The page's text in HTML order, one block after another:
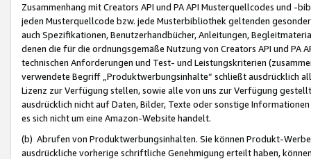
Zusammenhang mit Creators API und PA API Musterquellcodes und
jeden Musterquellcode bzw. jede Musterbibliothek geltenden
auch Spezifikationen, Benutzerhandbücher, Anleitungen,
denen die für die ordnungsgemäße Nutzung von Creators API und PA
technischen Anforderungen und Test- und Leistungskriterien
verwendete Begriff „Produktwerbungsinhalte“ schließt ausdrücklich
Lizenz zur Verfügung stellen, sowie alle von uns zur Verfügung
ausdrücklich nicht auf Daten, Bilder, Texte oder sonstige
es sich nicht um eine Amazon-Website handelt.
(b) Abrufen von Produktwerbungsinhalten. Sie können Produkt-
ausdrückliche vorherige schriftliche Genehmigung erteilt haben,